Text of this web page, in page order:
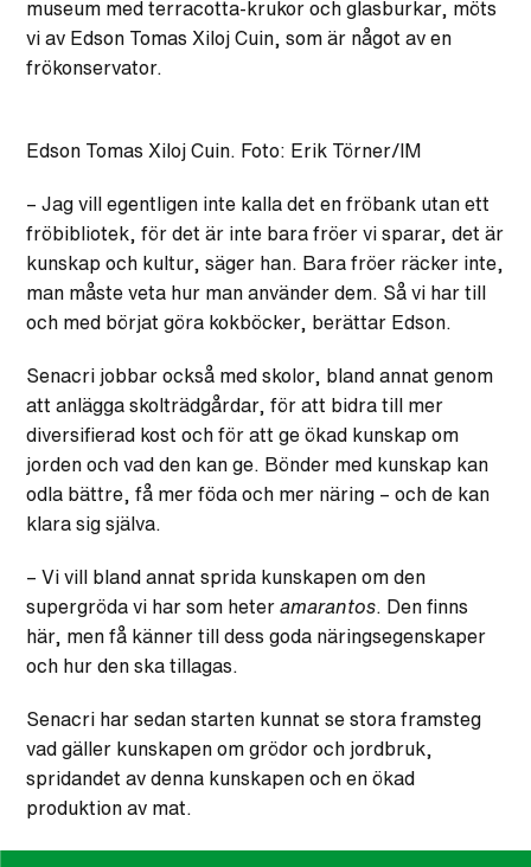
museum med terracotta-krukor och glasburkar, möts
vi av Edson Tomas Xiloj Cuin, som är något av en
frökonservator.
Edson Tomas Xiloj Cuin. Foto: Erik Törner/IM
– Jag vill egentligen inte kalla det en fröbank utan ett
fröbibliotek, för det är inte bara fröer vi sparar, det är
kunskap och kultur, säger han. Bara fröer räcker inte,
man måste veta hur man använder dem. Så vi har till
och med börjat göra kokböcker, berättar Edson.
Senacri jobbar också med skolor, bland annat genom
att anlägga skolträdgårdar, för att bidra till mer
diversifierad kost och för att ge ökad kunskap om
jorden och vad den kan ge. Bönder med kunskap kan
odla bättre, få mer föda och mer näring – och de kan
klara sig själva.
– Vi vill bland annat sprida kunskapen om den
supergröda vi har som heteramarantos . Den finns
här, men få känner till dess goda näringsegenskaper
och hur den ska tillagas.
Senacri har sedan starten kunnat se stora framsteg
vad gäller kunskapen om grödor och jordbruk,
spridandet av denna kunskapen och en ökad
produktion av mat.